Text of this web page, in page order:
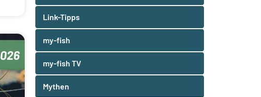
Link-Tipps
my-fish
my-fish TV
Mythen